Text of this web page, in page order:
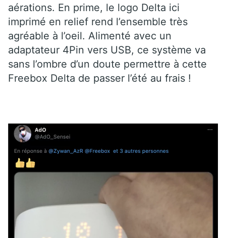
aérations. En prime, le logo Delta ici
imprimé en relief rend l’ensemble très
agréable à l’oeil. Alimenté avec un
adaptateur 4Pin vers USB, ce système va
sans l’ombre d’un doute permettre à cette
Freebox Delta de passer l’été au frais !